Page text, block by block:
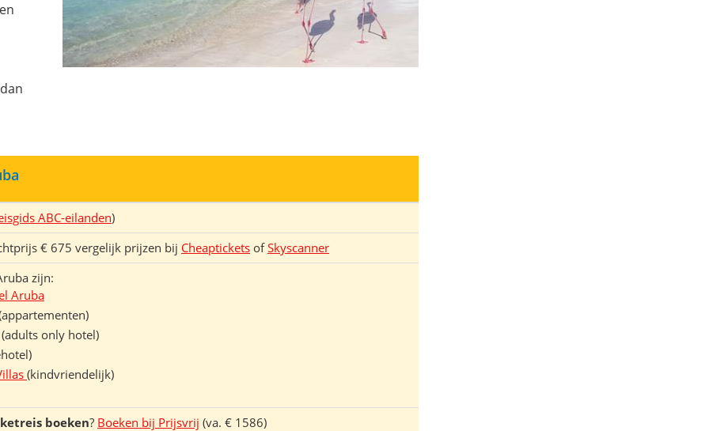
ABC-eilanden)
€ 675 vergelijk prijzen bij Cheaptickets ofSkyscanner
zijn:
Aruba
(adults only hotel)
(kindvriendelijk)
boeken? Boeken bij Prijsvrij (va. € 1586)